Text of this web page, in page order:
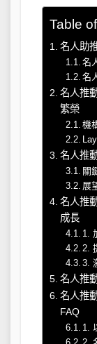
Table
名人助
名
名
名人推
繁榮
機
名人推
關
展
名人推
成長
1.
2.
3.
名人推
名人推
FAQ
1.